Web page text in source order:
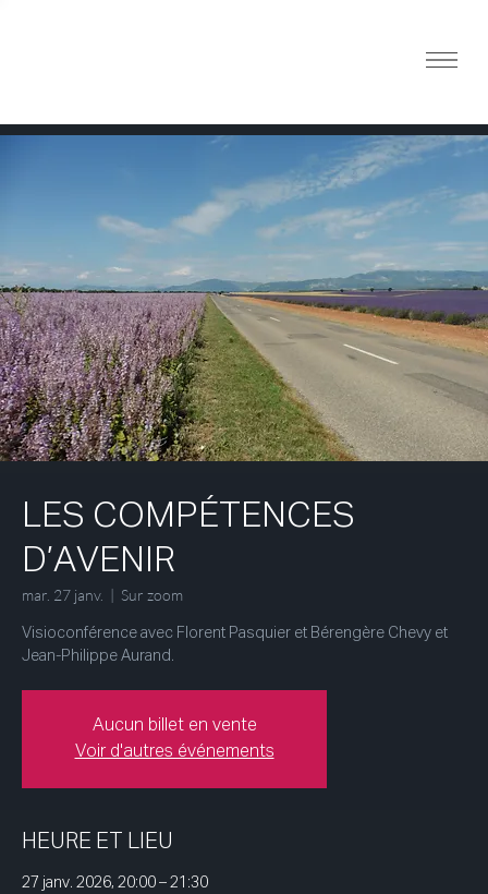
LES COMPÉTENCES
D’AVENIR
mar. 27 janv.
  |
Sur zoom
Visioconférence avec Florent Pasquier et Bérengère Chevy et
Jean-Philippe Aurand.
Aucun billet en vente
Voir d'autres événements
HEURE ET LIEU
27 janv. 2026, 20:00 – 21:30